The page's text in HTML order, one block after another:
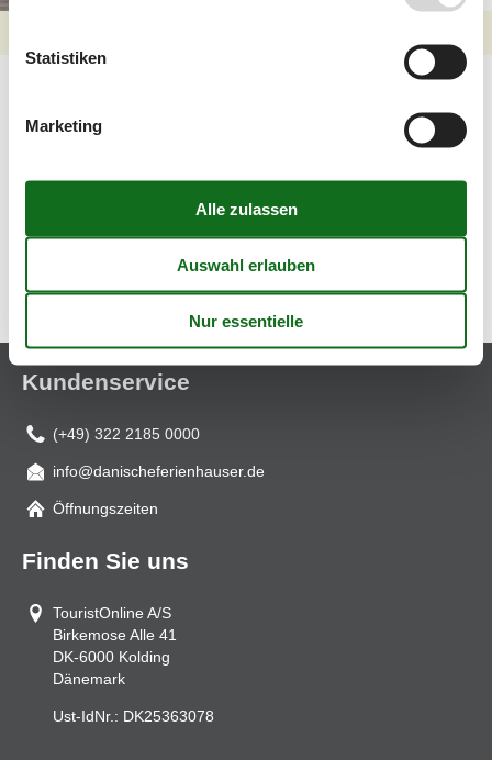
Blog
Ebeltoft
Kundenservice
(+49) 322 2185 0000
Mail
info@danischeferienhauser.de
Öffnungszeiten
Finden Sie uns
TouristOnline A/S
Birkemose Alle 41
DK-6000 Kolding
Dänemark
Ust-IdNr.: DK25363078
Statistiken
Marketing